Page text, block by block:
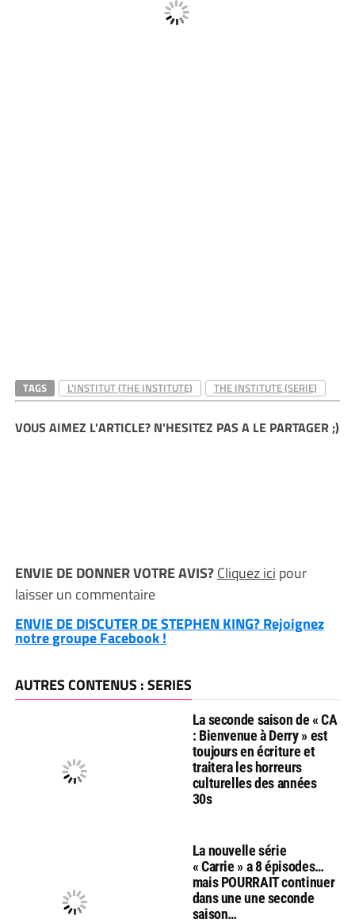
TAGS L'INSTITUT (THE INSTITUTE) THE INSTITUTE (SERIE)
VOUS AIMEZ L'ARTICLE? N'HESITEZ PAS A LE PARTAGER ;)
ENVIE DE DONNER VOTRE AVIS?Cliquez ici pour
laisser un commentaire
ENVIE DE DISCUTER DE STEPHEN KING? Rejoignez
notre groupe Facebook !
AUTRES CONTENUS : SERIES
La seconde saison de « CA
: Bienvenue à Derry » est
toujours en écriture et
traitera les horreurs
culturelles des années
30s
La nouvelle série
« Carrie » a 8 épisodes…
mais POURRAIT continuer
dans une une seconde
saison…